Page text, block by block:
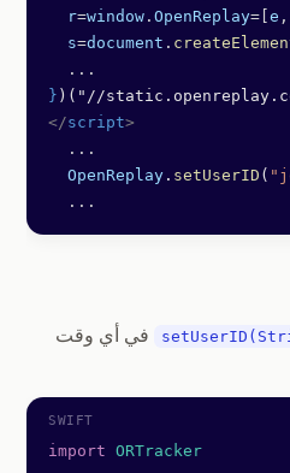
  r
=window . OpenReplay=[ e ,
  s
=document .
  ...
} )("//
</script>
  ...
  OpenReplay
. setUserID (
  ...
في أي وقت
import ORTracker